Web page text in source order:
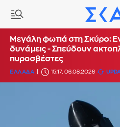
Μεγάλη φωτιά στη Σκύρο:
δυνάμεις - Σπεύδουν
πυροσβέστες
ΕΛΛΑΔΑ 15:17, 06.08.2026